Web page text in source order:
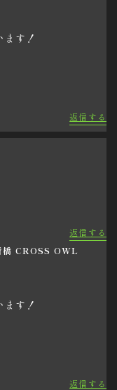
す！
返信する
返信する
CROSS OWL
す！
返信する